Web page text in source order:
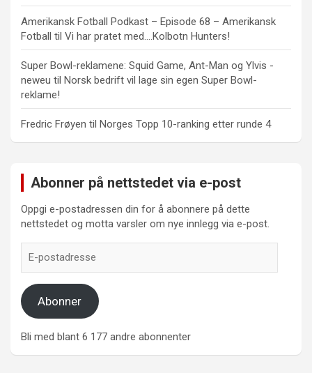
Amerikansk Fotball Podkast – Episode 68 – Amerikansk
Fotball til Vi har pratet med….Kolbotn Hunters!
Super Bowl-reklamene: Squid Game, Ant-Man og Ylvis -
neweu til Norsk bedrift vil lage sin egen Super Bowl-
reklame!
Fredric Frøyen til Norges Topp 10-ranking etter runde 4
Abonner på nettstedet via e-post
Oppgi e-postadressen din for å abonnere på dette
nettstedet og motta varsler om nye innlegg via e-post.
postadresse
Abonner
Bli med blant 6 177 andre abonnenter